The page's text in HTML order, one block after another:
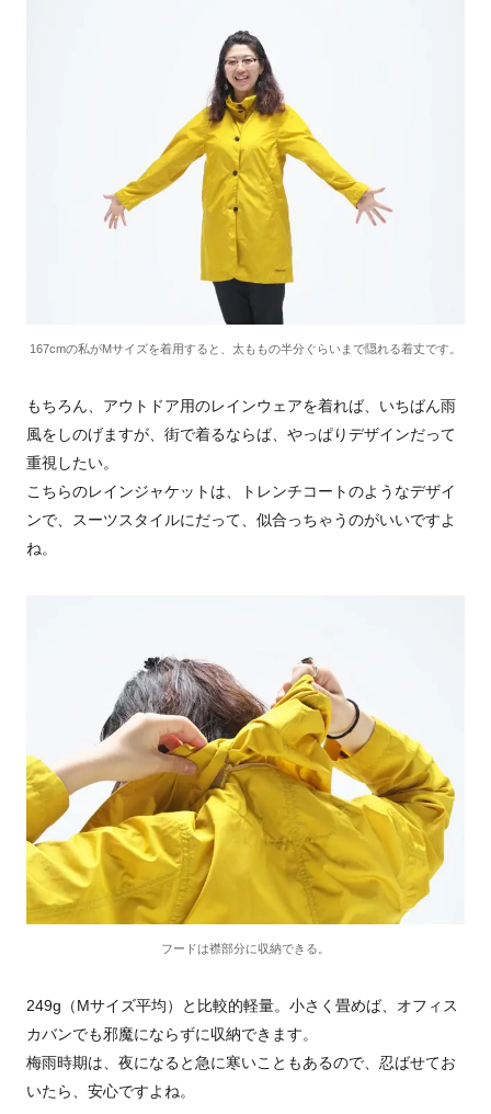
167cmの私がMサイズを着用すると、太ももの半分ぐらいまで隠れる着丈です。
もちろん、アウトドア用のレインウェアを着れば、いちばん雨
風をしのげますが、街で着るならば、やっぱりデザインだって
重視したい。
こちらのレインジャケットは、トレンチコートのようなデザイ
ンで、スーツスタイルにだって、似合っちゃうのがいいですよ
ね。
フードは襟部分に収納できる。
249g（Mサイズ平均）と比較的軽量。小さく畳めば、オフィス
カバンでも邪魔にならずに収納できます。
梅雨時期は、夜になると急に寒いこともあるので、忍ばせてお
いたら、安心ですよね。